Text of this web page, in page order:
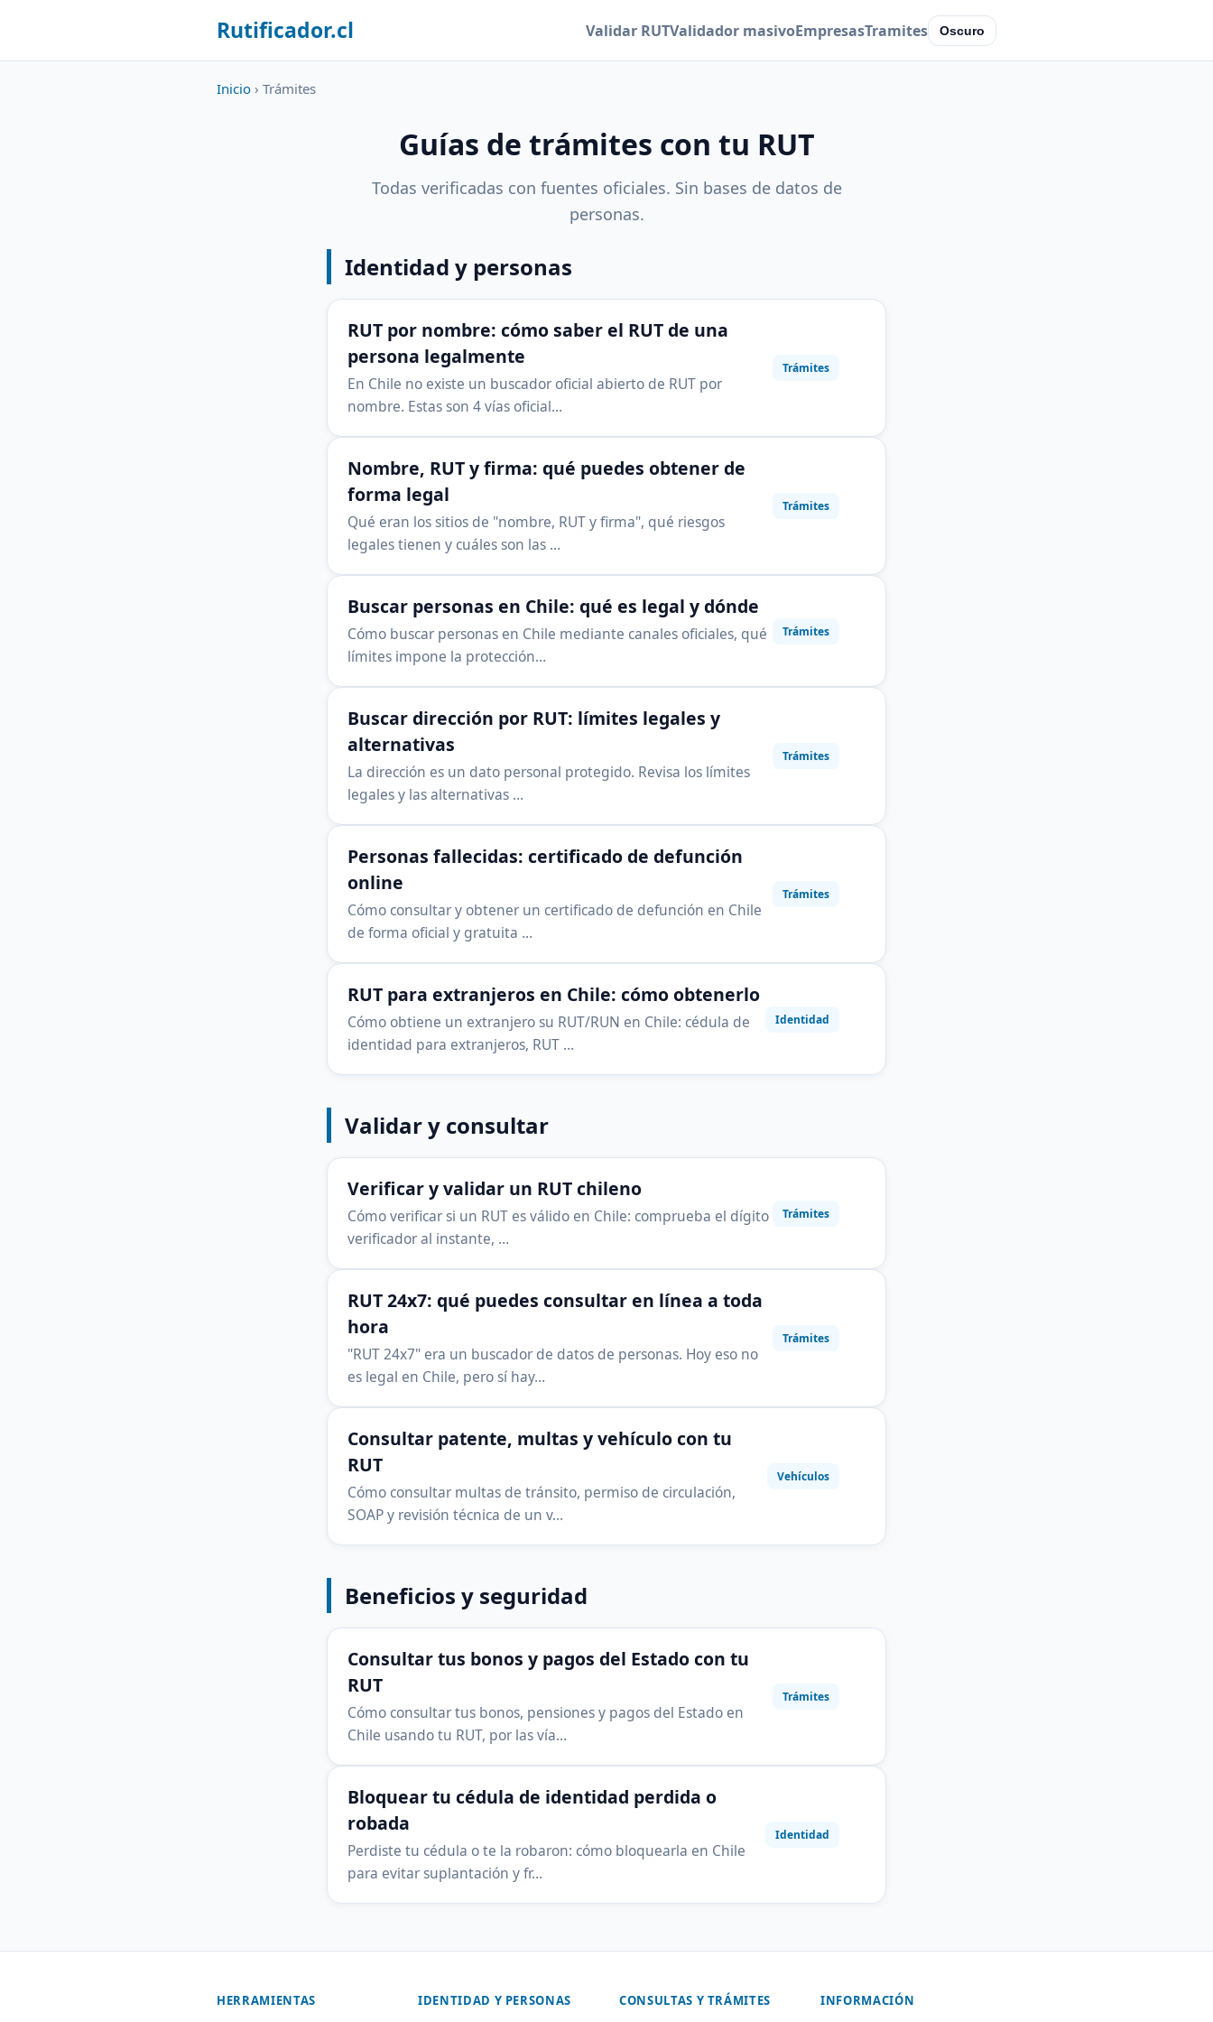
Rutificador.cl Validar RUTValidador masivoEmpresasTramites Oscuro
Inicio › Trámites
Guías de trámites con tu RUT
Todas verificadas con fuentes oficiales. Sin bases de datos de
personas.
Identidad y personas
RUT por nombre: cómo saber el RUT de una
persona legalmente
En Chile no existe un buscador oficial abierto de RUT por
nombre. Estas son 4 vías oficial…
Trámites
Nombre, RUT y firma: qué puedes obtener de
forma legal
Qué eran los sitios de "nombre, RUT y firma", qué riesgos
legales tienen y cuáles son las …
Trámites
Buscar personas en Chile: qué es legal y dónde
Cómo buscar personas en Chile mediante canales oficiales, qué
límites impone la protección…
Trámites
Buscar dirección por RUT: límites legales y
alternativas
La dirección es un dato personal protegido. Revisa los límites
legales y las alternativas …
Trámites
Personas fallecidas: certificado de defunción
online
Cómo consultar y obtener un certificado de defunción en Chile
de forma oficial y gratuita …
Trámites
RUT para extranjeros en Chile: cómo obtenerlo
Cómo obtiene un extranjero su RUT/RUN en Chile: cédula de
identidad para extranjeros, RUT …
Identidad
Validar y consultar
Verificar y validar un RUT chileno
Cómo verificar si un RUT es válido en Chile: comprueba el dígito
verificador al instante, …
Trámites
RUT 24x7: qué puedes consultar en línea a toda
hora
"RUT 24x7" era un buscador de datos de personas. Hoy eso no
es legal en Chile, pero sí hay…
Trámites
Consultar patente, multas y vehículo con tu
RUT
Cómo consultar multas de tránsito, permiso de circulación,
SOAP y revisión técnica de un v…
Vehículos
Beneficios y seguridad
Consultar tus bonos y pagos del Estado con tu
RUT
Cómo consultar tus bonos, pensiones y pagos del Estado en
Chile usando tu RUT, por las vía…
Trámites
Bloquear tu cédula de identidad perdida o
robada
Perdiste tu cédula o te la robaron: cómo bloquearla en Chile
para evitar suplantación y fr…
Identidad
HERRAMIENTAS IDENTIDAD Y PERSONAS CONSULTAS Y TRÁMITES INFORMACIÓN